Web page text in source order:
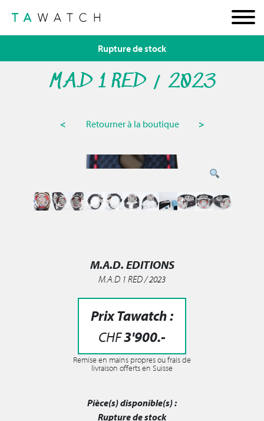
M.A.D 1 RED / 2023
< Retourner à la boutique >
M.A.D. EDITIONS
M.A.D 1 RED / 2023
Prix Tawatch :
CHF3'900.-
Remise en mains propres ou frais de
livraison offerts en Suisse
Pièce(s) disponible(s) :
Rupture de stock
Rupture de stock